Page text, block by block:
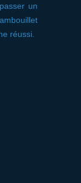
un
réussi.